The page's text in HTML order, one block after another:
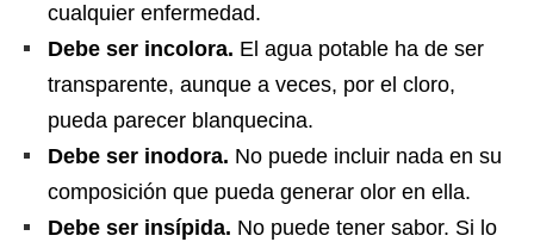
cualquier enfermedad.
Debe ser incolora. El agua potable ha de ser
transparente, aunque a veces, por el cloro,
pueda parecer blanquecina.
Debe ser inodora. No puede incluir nada en su
composición que pueda generar olor en ella.
Debe ser insípida. No puede tener sabor. Si lo